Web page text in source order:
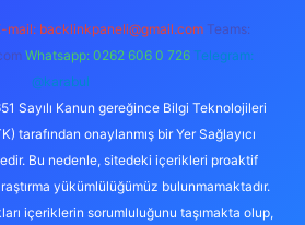
mail: backlinkpaneli@gmail.com Teams:
Whatsapp: 0262 606 0 726 Telegram:
@karabul
Sayılı Kanun gereğince Bilgi Teknolojileri
tarafından onaylanmış bir Yer Sağlayıcı
Bu nedenle, sitedeki içerikleri proaktif
yükümlülüğümüz bulunmamaktadır.
içeriklerin sorumluluğunu taşımakta olup,